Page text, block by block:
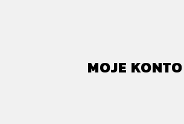
MOJE KONTO